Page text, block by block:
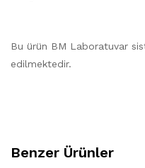
Bu ürün BM Laboratuvar
edilmektedir.
Benzer Ürünler